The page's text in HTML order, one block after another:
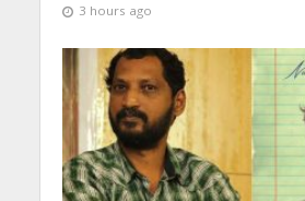
3 hours ago